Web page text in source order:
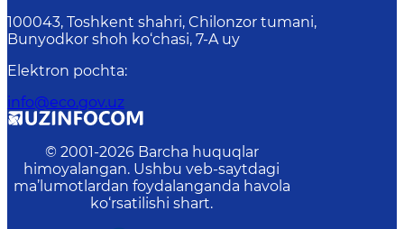
100043, Toshkent shahri, Chilonzor tumani,
Bunyodkor shoh ko‘chasi, 7-A uy
Elektron pochta:
info@eco.gov.uz
© 2001-2026 Barcha huquqlar
himoyalangan. Ushbu veb-saytdagi
ma’lumotlardan foydalanganda havola
ko‘rsatilishi shart.